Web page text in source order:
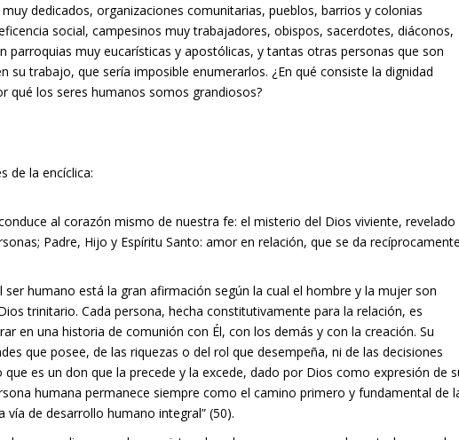
dedicados, organizaciones comunitarias, pueblos, barrios y colonias
social, campesinos muy trabajadores, obispos, sacerdotes, diáconos,
parroquias muy eucarísticas y apostólicas, y tantas otras personas que son
su trabajo, que sería imposible enumerarlos. ¿En qué consiste la dignidad
qué los seres humanos somos grandiosos?
de la encíclica:
al corazón mismo de nuestra fe: el misterio del Dios viviente, revelado
Padre, Hijo y Espíritu Santo: amor en relación, que se da recíprocamente
ser humano está la gran afirmación según la cual el hombre y la mujer son
trinitario. Cada persona, hecha constitutivamente para la relación, es
en una historia de comunión con Él, con los demás y con la creación. Su
que posee, de las riquezas o del rol que desempeña, ni de las decisiones
es un don que la precede y la excede, dado por Dios como expresión de
humana permanece siempre como el camino primero y fundamental de
de desarrollo humano integral” (50).